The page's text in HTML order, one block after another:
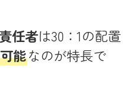
任者は30：1の配置
能なのが特長で